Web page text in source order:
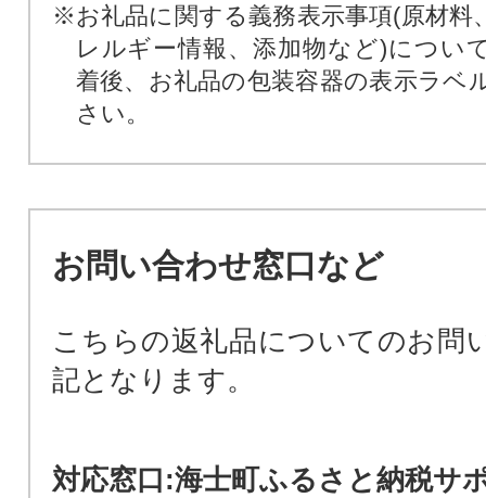
※お礼品に関する義務表示事項(原材料
レルギー情報、添加物など)につい
着後、お礼品の包装容器の表示ラベ
さい。
お問い合わせ窓口など
こちらの返礼品についてのお問
記となります。
対応窓口:海士町ふるさと納税サ